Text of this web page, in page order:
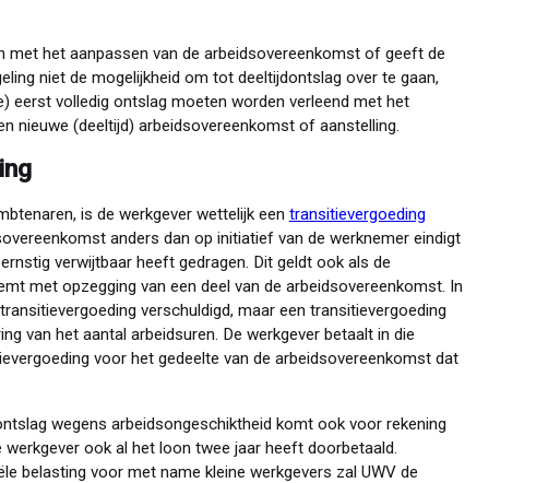
met het aanpassen van de arbeidsovereenkomst of geeft de
niet de mogelijkheid om tot deeltijdontslag over te gaan,
eerst volledig ontslag moeten worden verleend met het
nieuwe (deeltijd) arbeidsovereenkomst of aanstelling.
is de werkgever wettelijk een transitievergoeding
anders dan op initiatief van de werknemer eindigt
verwijtbaar heeft gedragen. Dit geldt ook als de
met opzegging van een deel van de arbeidsovereenkomst. In
verschuldigd, maar een transitievergoeding
van het aantal arbeidsuren. De werkgever betaalt in die
voor het gedeelte van de arbeidsovereenkomst dat
wegens arbeidsongeschiktheid komt ook voor rekening
werkgever ook al het loon twee jaar heeft doorbetaald.
belasting voor met name kleine werkgevers zal UWV de